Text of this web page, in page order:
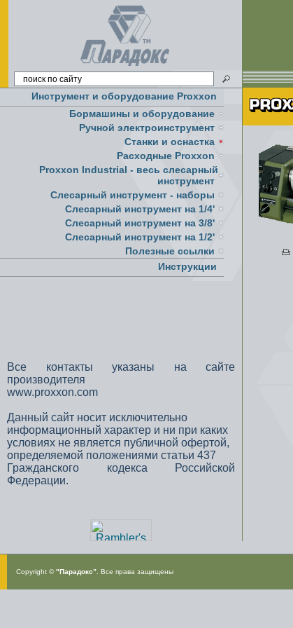
Инструмент и оборудование Proxxon
Бормашины и оборудование
Ручной электроинструмент
Cтанки и оснастка
Расходные Proxxon
Proxxon Industrial - весь слесарный
инструмент
Слесарный инструмент - наборы
Слесарный инструмент на 1/4'
Слесарный инструмент на 3/8'
Слесарный инструмент на 1/2'
Полезные ссылки
Инструкции
Все контакты указаны на сайте
производителя
www.proxxon.com
Данный сайт носит исключительно
информационный характер и ни при каких
условиях не является публичной офертой,
определяемой положениями статьи 437
Гражданского кодекса Российской
Федерации.
Copyright ©"Парадокс” . Все права защищены